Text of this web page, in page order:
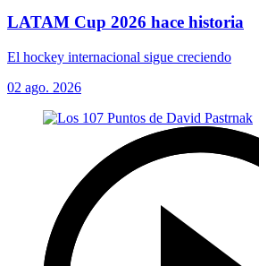
LATAM Cup 2026 hace historia
El hockey internacional sigue creciendo
02 ago. 2026